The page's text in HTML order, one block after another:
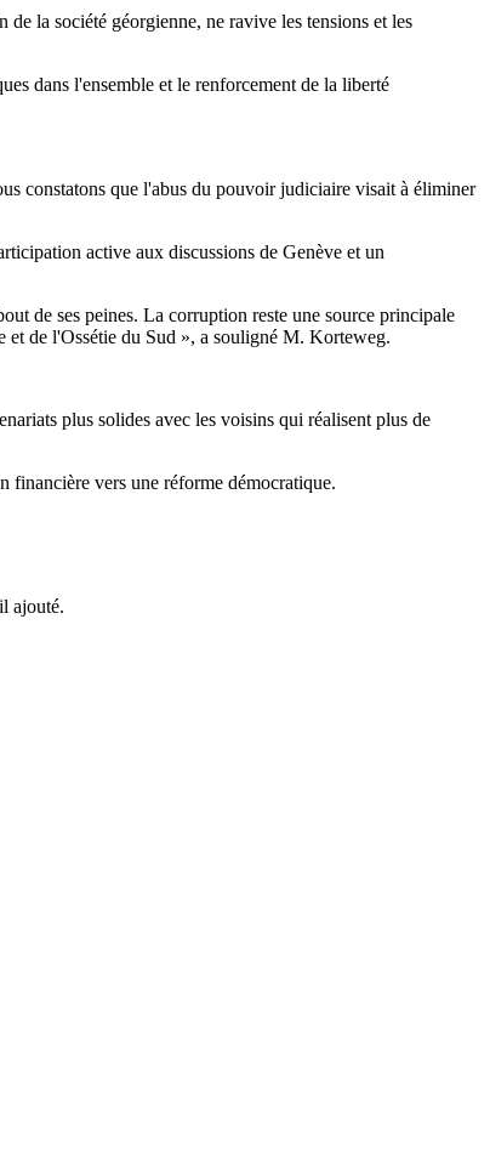
la société géorgienne, ne ravive les tensions et les
dans l'ensemble et le renforcement de la liberté
constatons que l'abus du pouvoir judiciaire visait à éliminer
active aux discussions de Genève et un
de ses peines. La corruption reste une source principale
et de l'Ossétie du Sud », a souligné M. Korteweg.
plus solides avec les voisins qui réalisent plus de
vers une réforme démocratique.
ajouté.